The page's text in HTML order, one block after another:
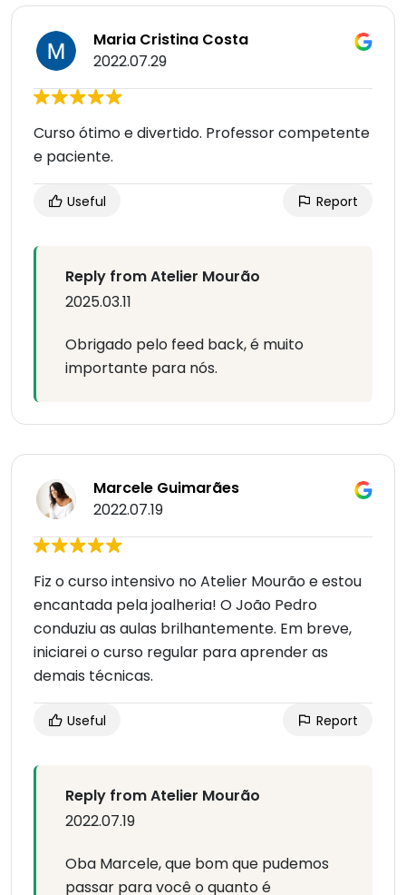
Maria Cristina Costa
2022.07.29
Curso ótimo e divertido. Professor competente
e paciente.
Useful Report
Reply from Atelier Mourão
2025.03.11
Obrigado pelo feed back, é muito
importante para nós.
Marcele Guimarães
2022.07.19
Fiz o curso intensivo no Atelier Mourão e estou
encantada pela joalheria! O João Pedro
conduziu as aulas brilhantemente. Em breve,
iniciarei o curso regular para aprender as
demais técnicas.
Useful Report
Reply from Atelier Mourão
2022.07.19
Oba Marcele, que bom que pudemos
passar para você o quanto é